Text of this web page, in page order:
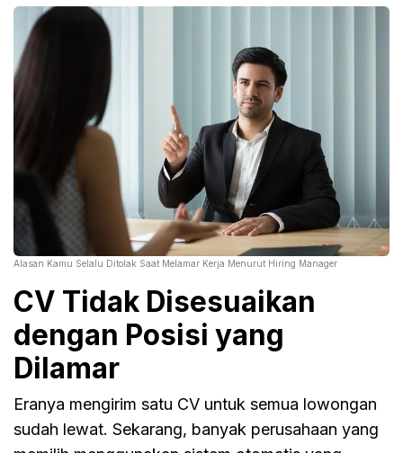
Alasan Kamu Selalu Ditolak Saat Melamar Kerja Menurut Hiring Manager
CV Tidak Disesuaikan
dengan Posisi yang
Dilamar
Eranya mengirim satu CV untuk semua lowongan
sudah lewat. Sekarang, banyak perusahaan yang